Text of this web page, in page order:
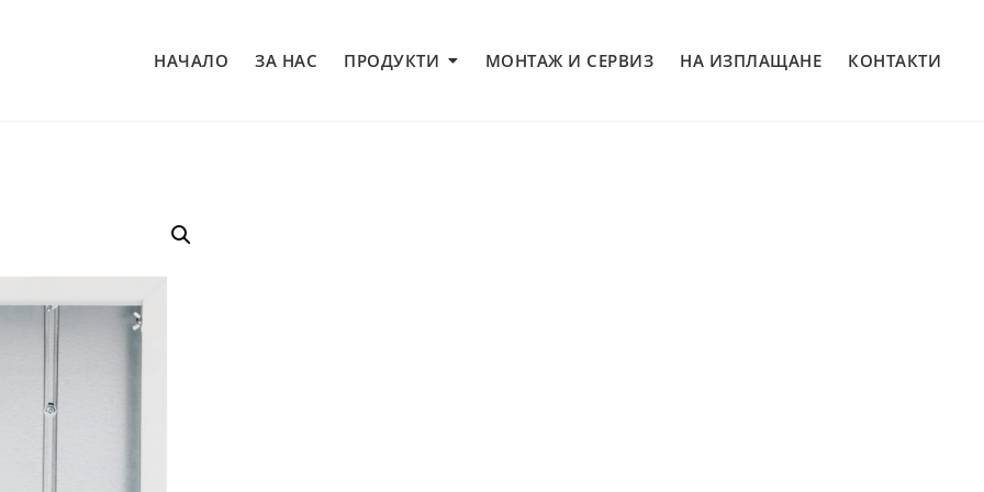
НАЧАЛО ЗА НАС ПРОДУКТИ МОНТАЖ И СЕРВИЗ НА ИЗПЛАЩАНЕ КОНТАКТИ